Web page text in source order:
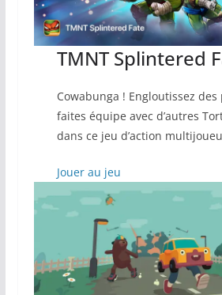
TMNT Splintered
Cowabunga ! Engloutissez des
faites équipe avec d’autres
dans ce jeu d’action
Jouer au jeu